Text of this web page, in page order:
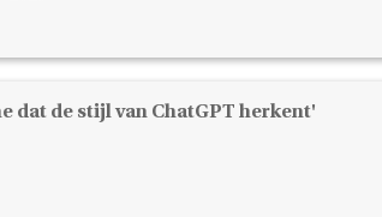
dat de stijl van ChatGPT herkent'